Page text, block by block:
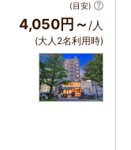
(目安)
4,050円～ /人
(大人2名利用時)